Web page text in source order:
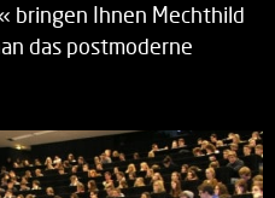
bringen Ihnen Mechthild
das postmoderne